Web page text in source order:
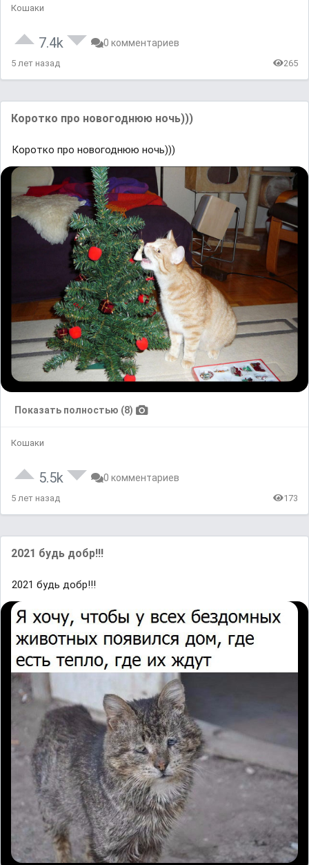
Кошаки
7.4k 0 комментариев
5 лет назад 265
Коротко про новогоднюю ночь)))
Коротко про новогоднюю ночь)))
Показать полностью (8)
Кошаки
5.5k 0 комментариев
5 лет назад 173
2021 будь добр!!!
2021 будь добр!!!